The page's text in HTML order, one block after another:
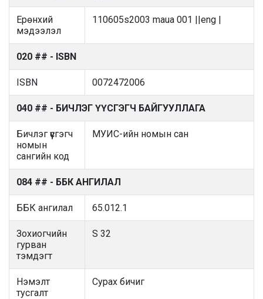
Ерөнхий
мэдээлэл
110605s2003 maua 001 ||eng |
020 ## - ISBN
ISBN 0072472006
040 ## - БИЧЛЭГ ҮҮСГЭГЧ БАЙГУУЛЛАГА
Бичлэг үүсгэгч
номын
сангийн код
МУИС-ийн номын сан
084 ## - ББК АНГИЛАЛ
ББК ангилал 65.012.1
Зохиогчийн
гурван
тэмдэгт
S 32
Нэмэлт
тусгалт
Сурах бичиг